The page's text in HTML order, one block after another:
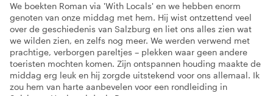
We boekten Roman via 'With Locals' en we hebben enorm
genoten van onze middag met hem. Hij wist ontzettend veel
over de geschiedenis van Salzburg en liet ons alles zien wat
we wilden zien, en zelfs nog meer. We werden verwend met
prachtige, verborgen pareltjes – plekken waar geen andere
toeristen mochten komen. Zijn ontspannen houding maakte de
middag erg leuk en hij zorgde uitstekend voor ons allemaal. Ik
zou hem van harte aanbevelen voor een rondleiding in